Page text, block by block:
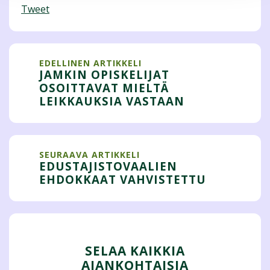
Tweet
EDELLINEN ARTIKKELI
JAMKIN OPISKELIJAT
OSOITTAVAT MIELTÄ
LEIKKAUKSIA VASTAAN
SEURAAVA ARTIKKELI
EDUSTAJISTOVAALIEN
EHDOKKAAT VAHVISTETTU
SELAA KAIKKIA
AJANKOHTAISIA